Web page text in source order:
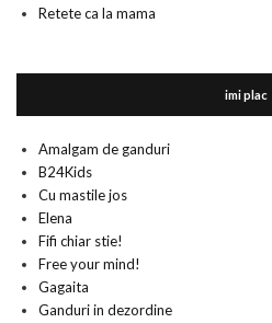
Retete ca la mama
imi plac
Amalgam de ganduri
B24Kids
Cu mastile jos
Elena
Fifi chiar stie!
Free your mind!
Gagaita
Ganduri in dezordine